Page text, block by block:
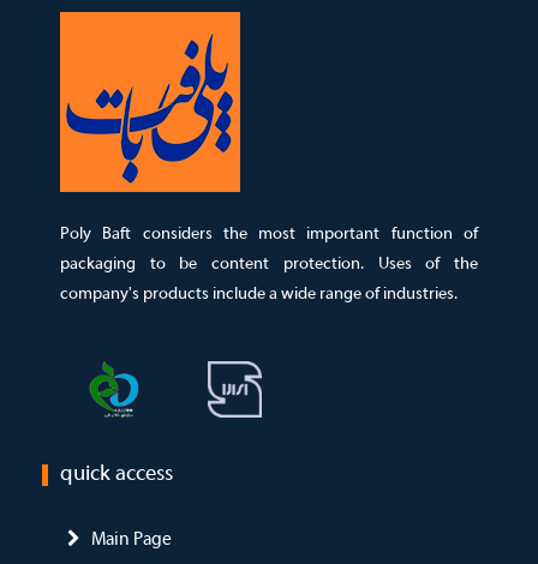
Poly Baft considers the most important function of
packaging to be content protection. Uses of the
company's products include a wide range of industries.
quick access
Main Page